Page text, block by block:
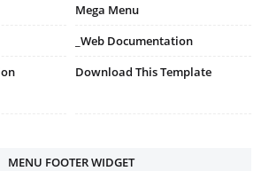
Mega Menu
_Web Documentation
Download This Template
MENU FOOTER WIDGET